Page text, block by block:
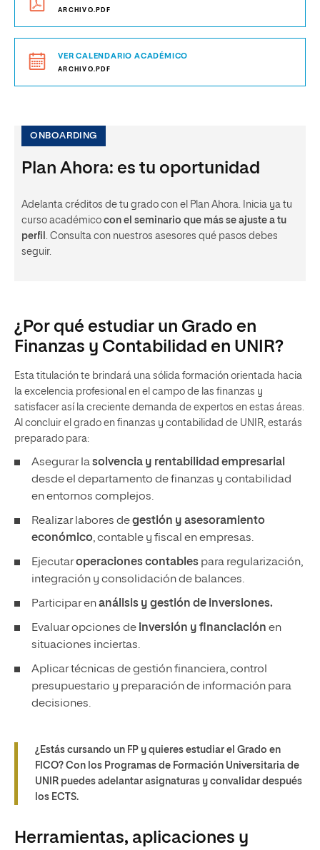
ARCHIVO.PDF
VER CALENDARIO ACADÉMICO
ARCHIVO.PDF
ONBOARDING
Plan Ahora: es tu oportunidad
Adelanta créditos de tu grado con el Plan Ahora. Inicia ya tu
curso académico con el seminario que más se ajuste a tu
perfil . Consulta con nuestros asesores qué pasos debes
seguir.
¿Por qué estudiar un Grado en
Finanzas y Contabilidad en UNIR?
Esta titulación te brindará una sólida formación orientada hacia
la excelencia profesional en el campo de las finanzas y
satisfacer así la creciente demanda de expertos en estas áreas.
Al concluir el grado en finanzas y contabilidad de UNIR, estarás
preparado para:
Asegurar lasolvencia y rentabilidad empresarial
desde el departamento de finanzas y contabilidad
en entornos complejos.
Realizar labores degestión y asesoramiento
económico, contable y fiscal en empresas.
Ejecutaroperaciones contables para regularización,
integración y consolidación de balances.
Participar enanálisis y gestión de inversiones.
Evaluar opciones de inversión y financiación en
situaciones inciertas.
Aplicar técnicas de gestión financiera, control
presupuestario y preparación de información para
decisiones.
¿Estás cursando un FP y quieres estudiar el Grado en
FICO? Con los Programas de Formación Universitaria de
UNIR puedes adelantar asignaturas y convalidar después
los ECTS.
Herramientas, aplicaciones y